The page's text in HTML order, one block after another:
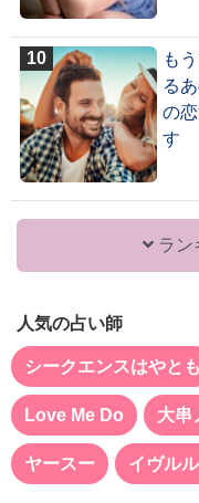
も
る
の
す
ラン
人気の占い師
シークエンスはやとも
Love Me Do 大串
ヤースー イヴル